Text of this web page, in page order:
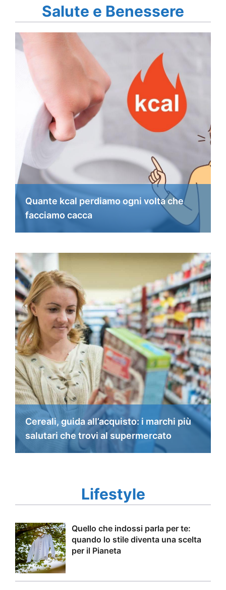
Salute e Benessere
Quante kcal perdiamo ogni volta che
facciamo cacca
Cereali, guida all’acquisto: i marchi più
salutari che trovi al supermercato
Lifestyle
Quello che indossi parla per te:
quando lo stile diventa una scelta
per il Pianeta